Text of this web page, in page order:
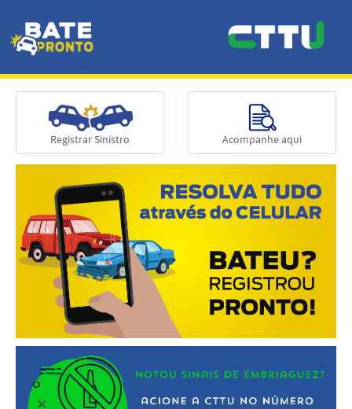
Registrar Sinistro Acompanhe aqui